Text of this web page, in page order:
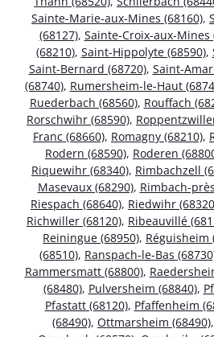
Sainte-Marie-aux-Mines (68160),
(68127), Sainte-Croix-aux-Mines
(68210), Saint-Hippolyte (68590),
Saint-Bernard (68720), Saint-
(68740), Rumersheim-le-Haut
Ruederbach (68560), Rouffach
Rorschwihr (68590),
Franc (68660), Romagny (68210),
Rodern (68590), Roderen
Riquewihr (68340), Rimbachzell
Masevaux (68290), Rimbach-
Riespach (68640), Riedwihr
Richwiller (68120), Ribeauvillé
Reiningue (68950), Réguisheim
(68510), Ranspach-le-Bas
Rammersmatt (68800),
(68480), Pulversheim (68840),
Pfastatt (68120), Pfaffenheim
(68490), Ottmarsheim (68490),